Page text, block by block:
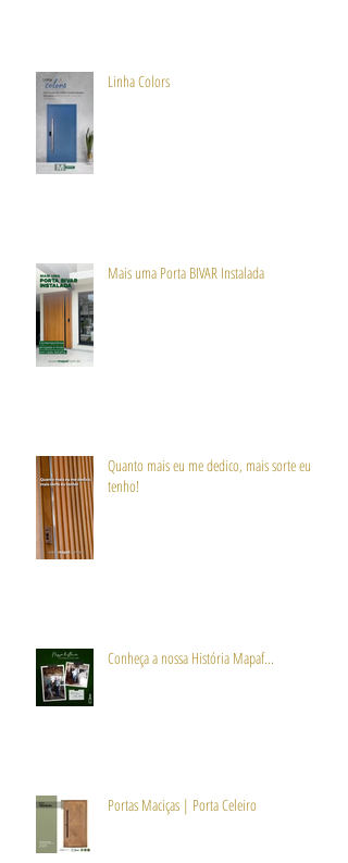
Linha Colors
Mais uma Porta BIVAR Instalada
Quanto mais eu me dedico, mais sorte eu
tenho!
Conheça a nossa História Mapaf...
Portas Maciças | Porta Celeiro